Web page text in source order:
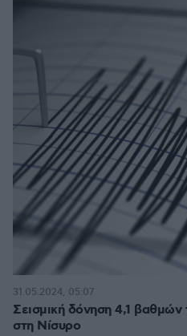
Σεισμική δόνηση 4,1 βαθμών
στη Νίσυρο
31.05.2024, 05:07